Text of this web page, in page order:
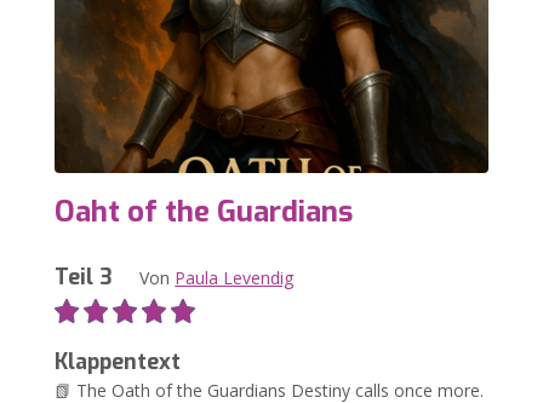
Oaht of the Guardians
Teil 3 Von Paula Levendig
Klappentext
📗 The Oath of the Guardians Destiny calls once more.